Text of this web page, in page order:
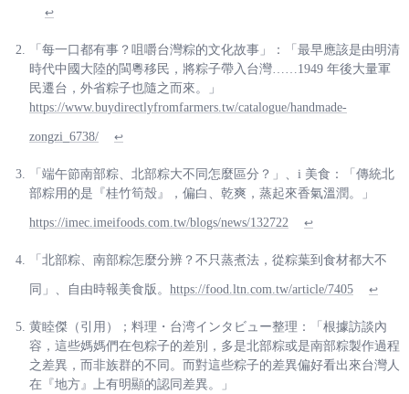
↩
「每一口都有事？咀嚼台灣粽的文化故事」：「最早應該是由明清
時代中國大陸的閩粵移民，將粽子帶入台灣……1949 年後大量軍
民遷台，外省粽子也隨之而來。」
https://www.buydirectlyfromfarmers.tw/catalogue/handmade-
zongzi_6738/ ↩
「端午節南部粽、北部粽大不同怎麼區分？」、i 美食：「傳統北
部粽用的是『桂竹筍殼』，偏白、乾爽，蒸起來香氣溫潤。」
https://imec.imeifoods.com.tw/blogs/news/132722 ↩
「北部粽、南部粽怎麼分辨？不只蒸煮法，從粽葉到食材都大不
同」、自由時報美食版。 https://food.ltn.com.tw/article/7405 ↩
黄睦傑（引用）；料理・台湾インタビュー整理：「根據訪談內
容，這些媽媽們在包粽子的差別，多是北部粽或是南部粽製作過程
之差異，而非族群的不同。而對這些粽子的差異偏好看出來台灣人
在『地方』上有明顯的認同差異。」